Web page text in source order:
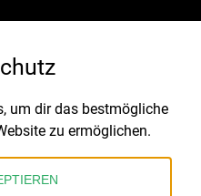
um dir das bestmögliche
zu ermöglichen.